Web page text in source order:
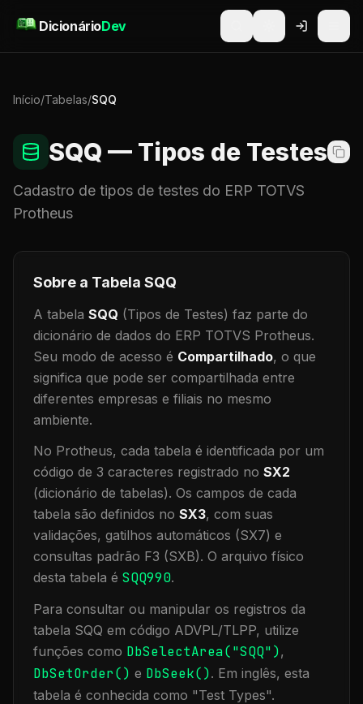
DicionárioDev
Início/Tabelas/SQQ
SQQ — Tipos de Testes
Cadastro de tipos de testes do ERP TOTVS
Protheus
Sobre a Tabela SQQ
A tabela SQQ (Tipos de Testes) faz parte do
dicionário de dados do ERP TOTVS Protheus.
Seu modo de acesso é Compartilhado, o que
significa que pode ser compartilhada entre
diferentes empresas e filiais no mesmo
ambiente.
No Protheus, cada tabela é identificada por um
código de 3 caracteres registrado no SX2
(dicionário de tabelas). Os campos de cada
tabela são definidos no SX3, com suas
validações, gatilhos automáticos (SX7) e
consultas padrão F3 (SXB). O arquivo físico
desta tabela é SQQ990.
Para consultar ou manipular os registros da
tabela SQQ em código ADVPL/TLPP, utilize
funções como DbSelectArea("SQQ"),
DbSetOrder() e DbSeek(). Em inglês, esta
tabela é conhecida como "Test Types".